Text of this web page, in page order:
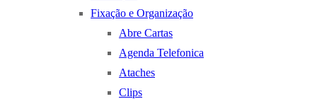
Fixação e Organização
Abre Cartas
Agenda Telefonica
Ataches
Clips